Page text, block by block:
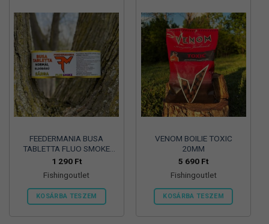
több
variációja
van.
A
változatok
a
termékoldalon
választhatók
ki
FEEDERMANIA BUSA
TABLETTA FLUO SMOKE
NORMÁL OLDÓDÁSÚ
1 290 Ft
Fishingoutlet
KOSÁRBA TESZEM
VENOM BOILIE TOXIC
20MM
5 690 Ft
Fishingoutlet
KOSÁRBA TESZEM